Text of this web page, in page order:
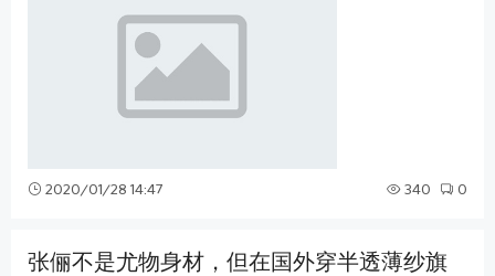
2020/01/28 14:47 340 0
张俪不是尤物身材，但在国外穿半透薄纱旗